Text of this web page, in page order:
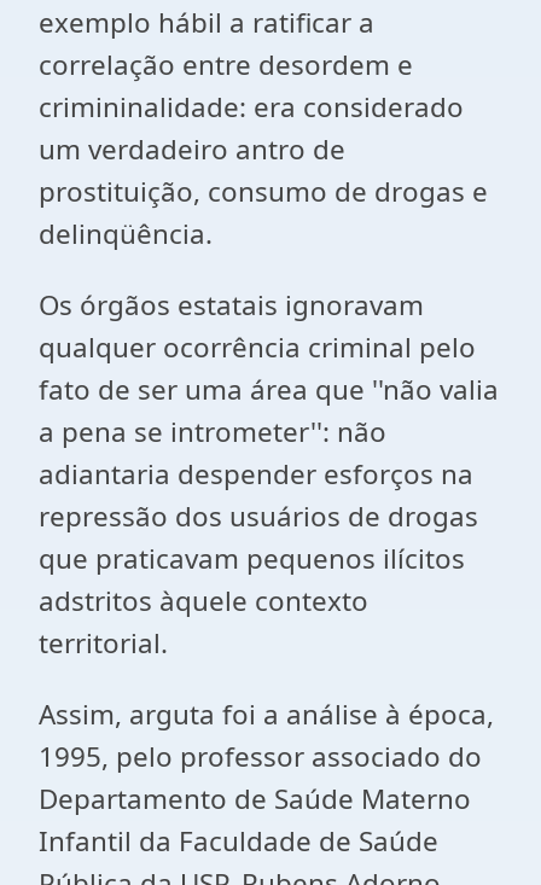
exemplo hábil a ratificar a
correlação entre desordem e
crimininalidade: era considerado
um verdadeiro antro de
prostituição, consumo de drogas e
delinqüência.
Os órgãos estatais ignoravam
qualquer ocorrência criminal pelo
fato de ser uma área que ''não valia
a pena se intrometer'': não
adiantaria despender esforços na
repressão dos usuários de drogas
que praticavam pequenos ilícitos
adstritos àquele contexto
territorial.
Assim, arguta foi a análise à época,
1995, pelo professor associado do
Departamento de Saúde Materno
Infantil da Faculdade de Saúde